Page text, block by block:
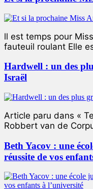
ll est temps pour
fauteuil roulant Elle
Hardwell : un des
Israël
Article paru dans «
Robbert van de
Beth Yacov : une
réussite de vos